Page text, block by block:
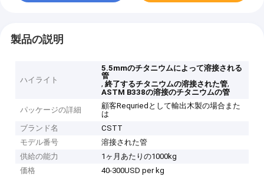
製品の説明
ハイライト
5.5mmのチタニウムによって溶接される
管
,終了するチタニウムの溶接された管,
ASTM B338の溶接のチタニウムの管
パッケージの詳細
顧客Requriedとして輸出木製の場合また
は
ブランド名
CSTT
モデル番号
溶接された管
供給の能力
1ヶ月あたりの1000kg
価格
40-300USD per kg